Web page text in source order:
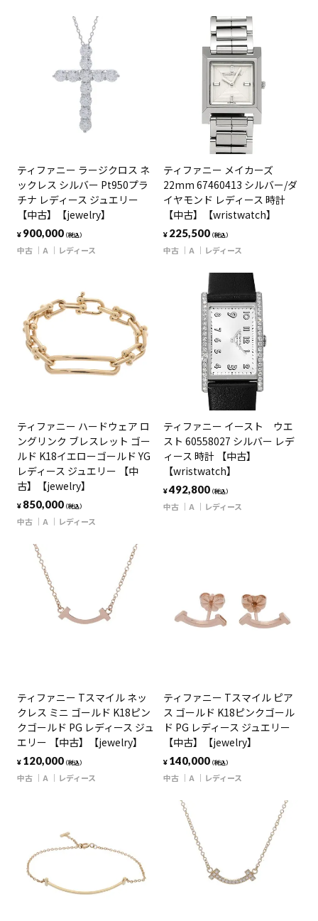
ティファニー ラージクロス ネ
ックレス シルバー Pt950プラ
チナ レディース ジュエリー
【中古】【jewelry】
¥ 900,000（税込）
中古 A レディース
ティファニー メイカーズ
22mm 67460413 シルバー/ダ
イヤモンド レディース 時計
【中古】【wristwatch】
¥ 225,500（税込）
中古 A レディース
ティファニー ハードウェア ロ
ングリンク ブレスレット ゴー
ルド K18イエローゴールド YG
レディース ジュエリー 【中
古】【jewelry】
¥ 850,000（税込）
中古 A レディース
ティファニー イースト ウエ
スト 60558027 シルバー レデ
ィース 時計 【中古】
【wristwatch】
¥492,800（税込）
中古 A レディース
ティファニー Tスマイル ネッ
クレス ミニ ゴールド K18ピン
クゴールド PG レディース ジュ
エリー 【中古】【jewelry】
¥ 120,000（税込）
中古 A レディース
ティファニー Tスマイル ピア
ス ゴールド K18ピンクゴール
ド PG レディース ジュエリー
【中古】【jewelry】
¥ 140,000（税込）
中古 A レディース